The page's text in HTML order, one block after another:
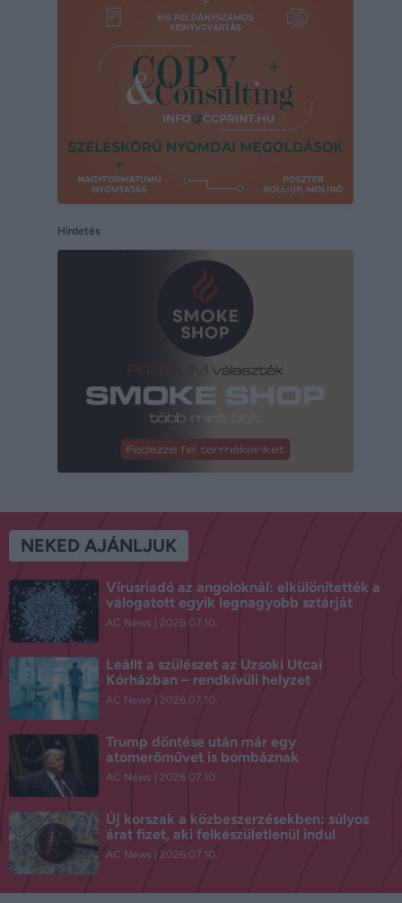
Hirdetés
NEKED AJÁNLJUK
Vírusriadó az angoloknál: elkülönítették a
válogatott egyik legnagyobb sztárját
AC News 2026.07.10.
Leállt a szülészet az Uzsoki Utcai
Kórházban – rendkívüli helyzet
AC News 2026.07.10.
Trump döntése után már egy
atomerőművet is bombáznak
AC News 2026.07.10.
Új korszak a közbeszerzésekben: súlyos
árat fizet, aki felkészületlenül indul
AC News 2026.07.10.